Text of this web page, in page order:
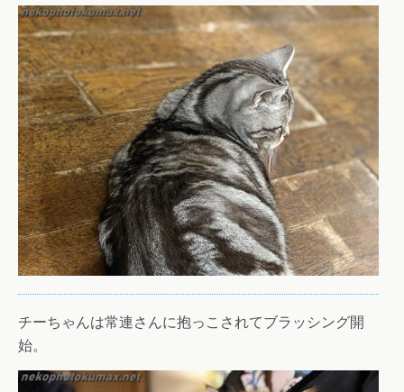
チーちゃんは常連さんに抱っこされてブラッシング開
始。